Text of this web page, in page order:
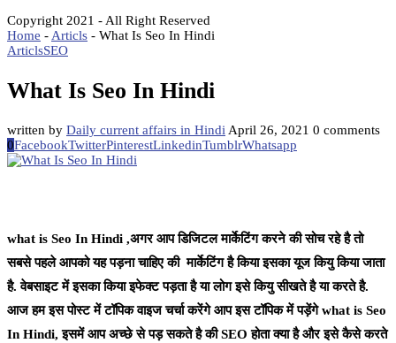
Copyright 2021 - All Right Reserved
Home - Articls - What Is Seo In Hindi
ArticlsSEO
What Is Seo In Hindi
written by Daily current affairs in Hindi April 26, 2021 0 comments
0FacebookTwitterPinterestLinkedinTumblrWhatsapp
what is Seo In Hindi ,अगर आपडिजिटल मार्केटिंगकरने की सोच रहे है तो
सबसे पहले आपको यह पड़ना चाहिए की मार्केटिंग है किया इसका यूज कियु किया जाता
है. वेबसाइट में इसका किया इफेक्ट पड़ता है या लोग इसे कियु सीखते है या करते है.
आज हम इस पोस्ट में टॉपिक वाइज चर्चा करेंगे आप इस टॉपिक में पड़ेंगेwhat is Seo
In Hindi, इसमें आप अच्छे से पड़ सकते है की SEO होता क्या है और इसे कैसे करते